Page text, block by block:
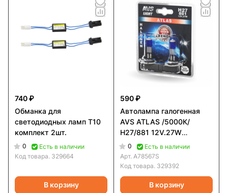
740 ₽
Обманка для
светодиодных ламп T10
комплект 2шт.
0
Есть в наличии
Код товара. 329664
В корзину
590 ₽
Автолампа галогенная
AVS ATLAS /5000К/
H27/881 12V.27W
(блистер, 2 шт.)
0
Есть в наличии
Арт. A78567S
Код товара. 329392
В корзину